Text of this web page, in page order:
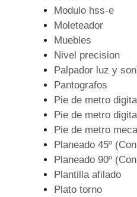
Modulo hss-e
Moleteador
Muebles
Nivel precision
Palpador luz y
Pantografos
Pie de metro
Pie de metro
Pie de metro
Planeado 45º
Planeado 90º
Plantilla afilado
Plato torno